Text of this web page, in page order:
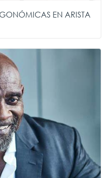
EN ARISTA